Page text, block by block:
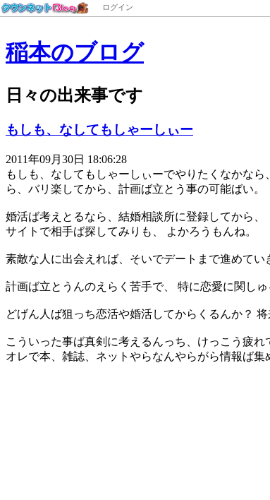
ログイン
稲本のブログ
日々の出来事です
もしも、なしてもしゃーしぃー
2011年09月30日 18:06:28
もしも、なしてもしゃーしぃーでやりたくなかな
ら、バリ楽してから、計画ば立とう事の可能ばい。
婚活ば考えとるなら、結婚相談所に登録してから
サイトで相手ば探してみりも、 よかろうもんね。
素敵な人に出会えれば、そいでデートまで進めて
計画ば立とうんのえらく苦手で、 特に恋愛に関し
どげん人ば狙っち恋活や婚活してからくるんか？
こういった事ば真剣に考えるんっち、けっこう疲れ
オレで本、雑誌、ネットやらなんやらがら情報ば